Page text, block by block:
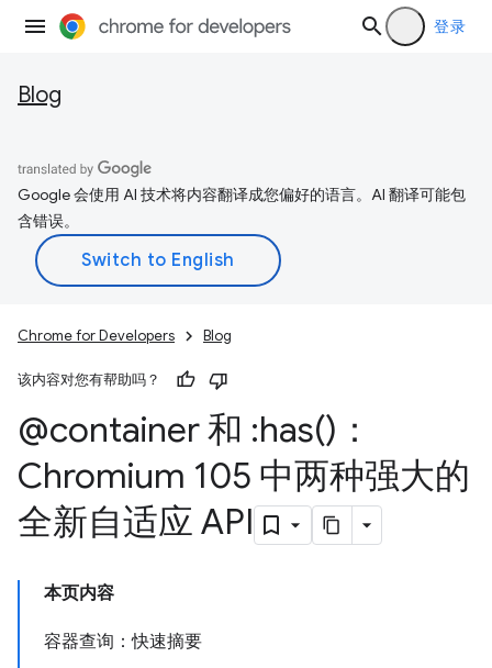
登录
Blog
Google 会使用 AI 技术将内容翻译成您偏好的语言。AI 翻译可能包
含错误。
Chrome for Developers Blog
该内容对您有帮助吗？
@container 和 :has()：
Chromium 105 中两种强大的
全新自适应 API
本页内容
容器查询：快速摘要